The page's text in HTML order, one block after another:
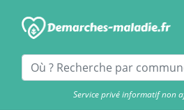
Service privé informatif non